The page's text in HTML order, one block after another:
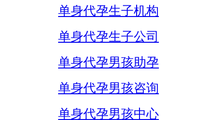
单身代孕生子机构
单身代孕生子公司
单身代孕男孩助孕
单身代孕男孩咨询
单身代孕男孩中心